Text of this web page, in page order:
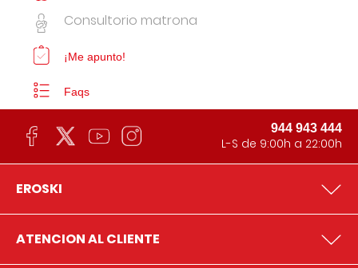
Consultorio matrona
¡Me apunto!
Faqs
944 943 444
L-S de 9:00h a 22:00h
EROSKI
ATENCION AL CLIENTE